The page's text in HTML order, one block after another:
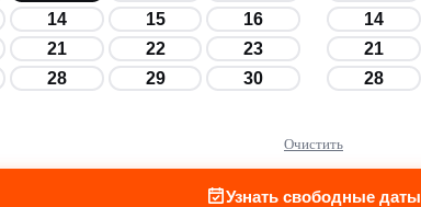
14 15
16
21 22
23
28 29
30
14
21
28
Очистить
Узнать свободные даты